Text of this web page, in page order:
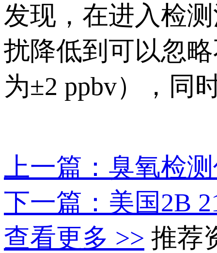
发现，在进入检
扰降低到可以忽
为±2 ppbv），同
上一篇：臭氧检
下一篇：美国2B
查看更多 >> 推荐